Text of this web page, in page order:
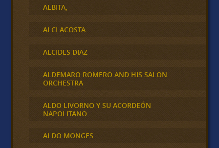
ALBITA,
ALCI ACOSTA
ALCIDES DIAZ
ALDEMARO ROMERO AND HIS SALON
ORCHESTRA
ALDO LIVORNO Y SU ACORDEÓN
NAPOLITANO
ALDO MONGES